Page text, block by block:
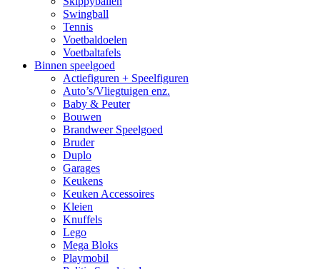
Swingball
Tennis
Voetbaldoelen
Voetbaltafels
Binnen speelgoed
Actiefiguren + Speelfiguren
Auto’s/Vliegtuigen enz.
Baby & Peuter
Bouwen
Brandweer Speelgoed
Bruder
Duplo
Garages
Keukens
Keuken Accessoires
Kleien
Knuffels
Lego
Mega Bloks
Playmobil